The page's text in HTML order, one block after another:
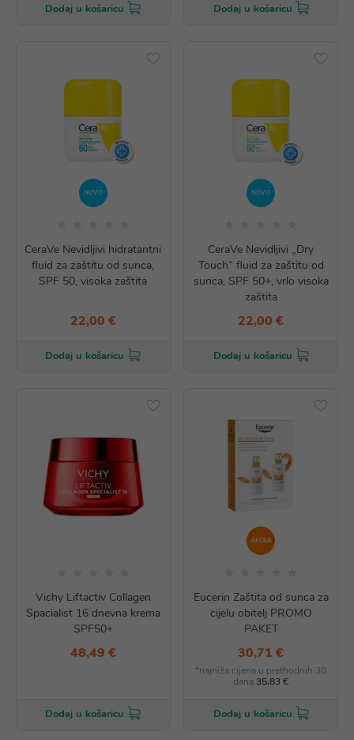
Dodaj u košaricu Dodaj u košaricu
NOVO
CeraVe Nevidljivi hidratantni
fluid za zaštitu od sunca,
SPF 50, visoka zaštita
22,00 €
Dodaj u košaricu
NOVO
CeraVe Nevidljivi „Dry
Touch” fluid za zaštitu od
sunca, SPF 50+, vrlo visoka
zaštita
22,00 €
Dodaj u košaricu
Vichy Liftactiv Collagen
Spacialist 16 dnevna krema
SPF50+
48,49 €
Dodaj u košaricu
AKCIJA
Eucerin Zaštita od sunca za
cijelu obitelj PROMO
PAKET
30,71 €
*najniža cijena u prethodnih 30
dana 35,83 €
Dodaj u košaricu